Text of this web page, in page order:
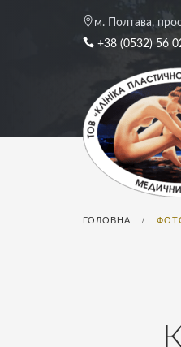
м. Полтава,
+38 (0532) 56
ГОЛОВНА /